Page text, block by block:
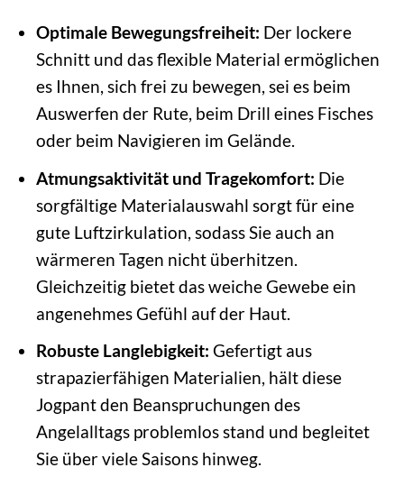
Optimale Bewegungsfreiheit: Der lockere
Schnitt und das flexible Material ermöglichen
es Ihnen, sich frei zu bewegen, sei es beim
Auswerfen der Rute, beim Drill eines Fisches
oder beim Navigieren im Gelände.
Atmungsaktivität und Tragekomfort: Die
sorgfältige Materialauswahl sorgt für eine
gute Luftzirkulation, sodass Sie auch an
wärmeren Tagen nicht überhitzen.
Gleichzeitig bietet das weiche Gewebe ein
angenehmes Gefühl auf der Haut.
Robuste Langlebigkeit: Gefertigt aus
strapazierfähigen Materialien, hält diese
Jogpant den Beanspruchungen des
Angelalltags problemlos stand und begleitet
Sie über viele Saisons hinweg.